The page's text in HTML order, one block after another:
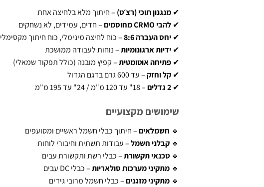
✔ מנגנון תוכי (רצ׳ט) – חיתוך מלא בלחיצה אחת
✔ להבי CRMO מחוסמים
– חדים, עמידים, לא נשחקים
✔ יחס העברה 8:6
– כוח לחיצה מינימלי, כוח חיתוך מקסימלי
✔ ידיות ארגונומיות– נוחות לעבודה ממושכת
✔ פתיחה אוטומטית– קפיץ מובנה (כולל תפקוד שמאלי)
✔ קל וחזק– עד 600 גרם בדגם הגדול
✔ 2 גדלים – 18" עד 120 מ"מ / 24" עד 195 מ"מ
שימושים מקצועיים
🔹 חשמלאים– חיתוך כבלי חשמל ראשיים ומסועפים
🔹 קבלני חשמל– עבודות תשתית וחיבורי לוחות
🔹 טכנאי תקשורת– כבלי רשת ותקשורת עבים
🔹 מתקיני מערכות סולאריות– כבלי DC עבים
🔹 מתקיני מזגנים– כבלי חשמל מרובי גידים